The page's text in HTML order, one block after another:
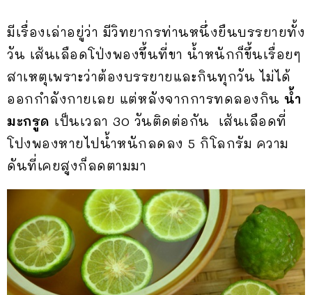
มีเรื่องเล่าอยู่ว่า มีวิทยากรท่านหนึ่งยืนบรรยายทั้ง
วัน เส้นเลือดโป่งพองขึ้นที่ขา น้ำหนักก็ขึ้นเรื่อยๆ
สาเหตุเพราะว่าต้องบรรยายและกินทุกวัน ไม่ได้
ออกกำลังกายเลย แต่หลังจากการทดลองกิน น้ำ
มะกรูด เป็นเวลา 30 วันติดต่อกัน เส้นเลือดที่
โปงพองหายไปน้ำหนักลดลง 5 กิโลกรัม ความ
ดันที่เคยสูงก็ลดตามมา